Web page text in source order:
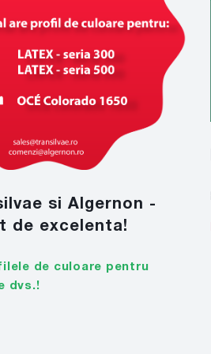
si Algernon -
de excelenta!
de culoare pentru
dvs.!